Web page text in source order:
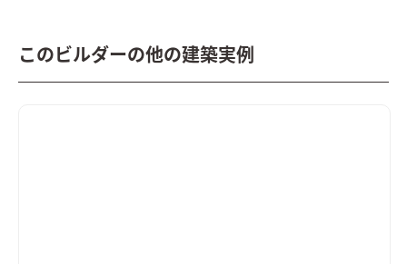
このビルダーの他の建築実例